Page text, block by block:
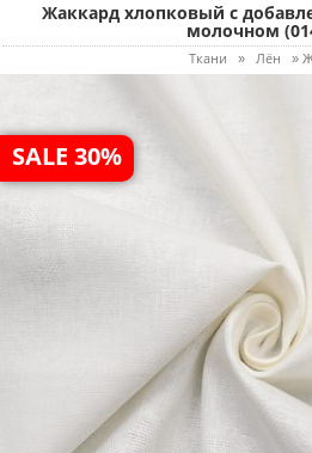
Жаккард хлопковый с
молочном
Ткани » Лён »
SALE 30%